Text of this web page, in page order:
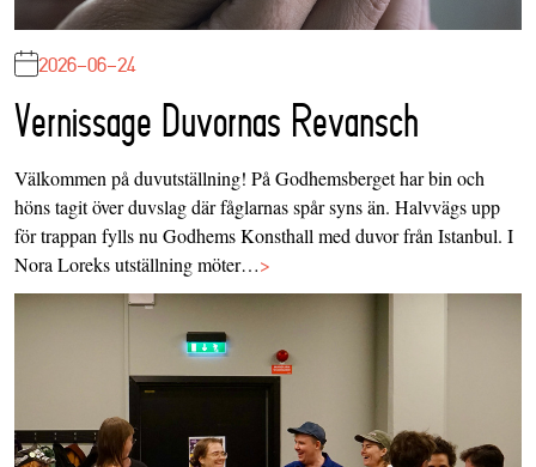
2026-06-24
Vernissage Duvornas Revansch
Välkommen på duvutställning! På Godhemsberget har bin och
höns tagit över duvslag där fåglarnas spår syns än. Halvvägs upp
för trappan fylls nu Godhems Konsthall med duvor från Istanbul. I
Nora Loreks utställning möter…>